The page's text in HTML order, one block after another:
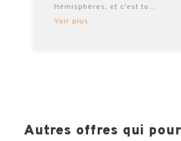
Hémisphères, et c'est to...
Voir plus
Autres offres qui